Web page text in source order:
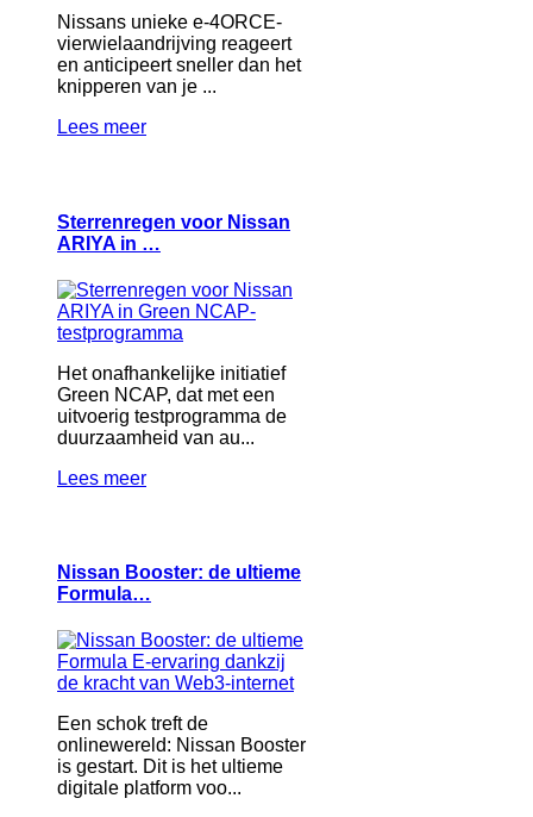
Nissans unieke e-4ORCE-
vierwielaandrijving reageert
en anticipeert sneller dan het
knipperen van je ...
Lees meer
Sterrenregen voor Nissan
ARIYA in …
Het onafhankelijke initiatief
Green NCAP, dat met een
uitvoerig testprogramma de
duurzaamheid van au...
Lees meer
Nissan Booster: de ultieme
Formula…
Een schok treft de
onlinewereld: Nissan Booster
is gestart. Dit is het ultieme
digitale platform voo...